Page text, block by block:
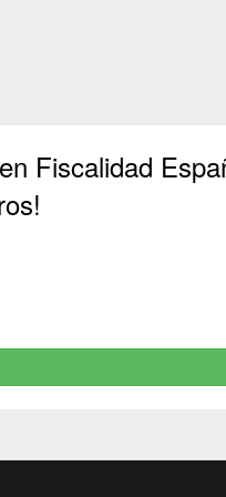
Fiscalidad